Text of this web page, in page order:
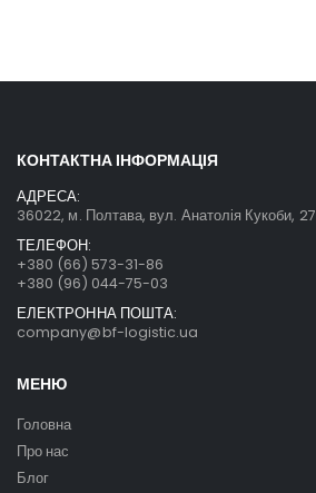
КОНТАКТНА ІНФОРМАЦІЯ
АДРЕСА:
36022, м. Полтава, вул. Анатолія Кукоби, 27
ТЕЛЕФОН:
+380 (66) 573-31-86
+380 (96) 044-75-03
ЕЛЕКТРОННА ПОШТА:
company@bf-logistic.ua
МЕНЮ
Головна
Про нас
Блог